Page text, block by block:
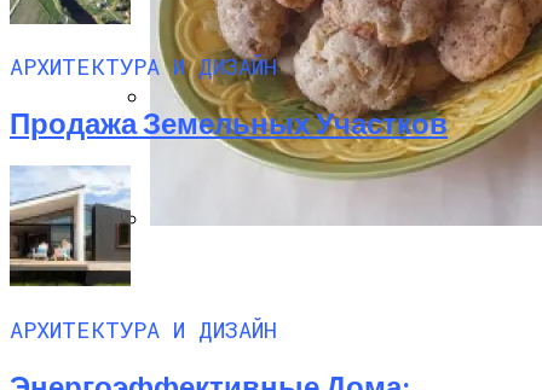
Дом С Оптимальным Распределением
Влажных Зон Для Комфорта
АРХИТЕКТУРА И ДИЗАЙН
Продажа Земельных Участков
АРХИТЕКТУРА И ДИЗАЙН